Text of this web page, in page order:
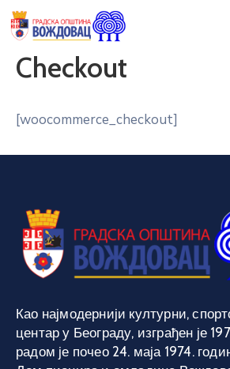
Почетна
Ценовник
Јавне
Набавке
Checkout
[woocommerce_checkout]
Као најмодернији културни,
центар у Београду, изграђен је
радом је почео 24. маја 1974.